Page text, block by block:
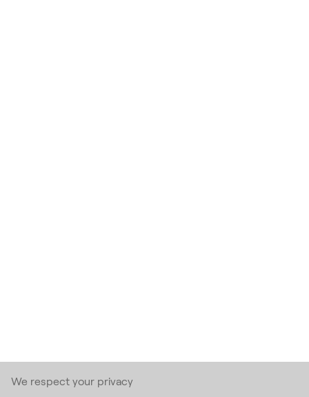
We respect your privacy